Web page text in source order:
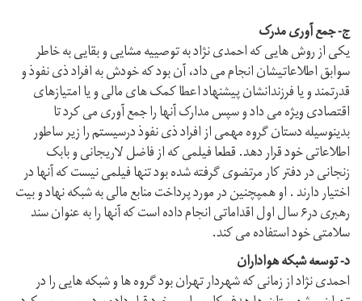
ج- جمع آوری مدرک
یکی از روش هایی که احمدی نژاد به توصییه مشایی و بقایی به خاطر
سوابق اطلاعاتیشان انجام می داد، آن بود که خودش به افراد ذی نفوذ و
قدرتمند و یا فرزندانشان پیشنهاد اعطا کمک های مالی و یا امتیازهای
اقتصادی ویژه می داد و سپس مدارک آنها را جمع آوری می کرد تا
بدینوسیله دستان گروه مهمی از افراد ذی نفوذ درسیستم را زیر ساطور
اطلاعاتی خود قرار دهد. قطعا فیلمی که از فاضل لاریجانی و بابک
زنجانی در دفتر کار مرتضوی گرفته شده بود تنها فیلمی نیست که آنها در
اختیار دارند . او همپچنین در مورد پرداخت منابع مالی به شبکه نهاد و بیت
رهبری در۶ سال اول اقداماتی انجام داده است که آنها را به عنوان سند
سلامتی خود استفاده می کند.
د- توسعه شبکه هواداران
احمدی نژاد از زمانی که شهردار تهران بود گروه ها و شبکه هایی را در